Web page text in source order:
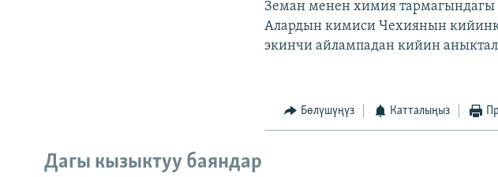
Земан менен химия
Алардын кимиси Чехиянын
экинчи айлампадан кийин
Бөлүшүңүз Катталыңыз
Дагы кызыктуу баяндар